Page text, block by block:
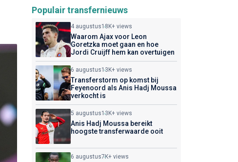
Populair transfernieuws
4 augustus18K+ views
Waarom Ajax voor Leon
Goretzka moet gaan en hoe
Jordi Cruijff hem kan overtuigen
6 augustus13K+ views
Transferstorm op komst bij
Feyenoord als Anis Hadj Moussa
verkocht is
5 augustus13K+ views
Anis Hadj Moussa bereikt
hoogste transferwaarde ooit
6 augustus7K+ views